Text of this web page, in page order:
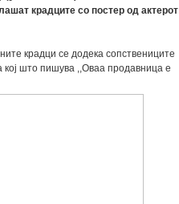
крадците со постер од актерот
крадци се додека сопствениците
кој што пишува ,,Оваа продавница е